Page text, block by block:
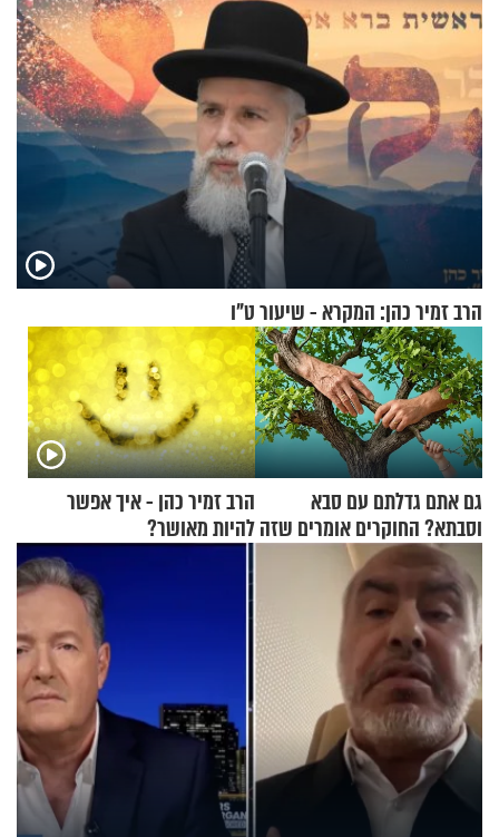
הרב זמיר כהן: המקרא - שיעור ט"ו
גם אתם גדלתם עם סבא
וסבתא? החוקרים אומרים שזה
מתכון מנצח
הרב זמיר כהן - איך אפשר
להיות מאושר?